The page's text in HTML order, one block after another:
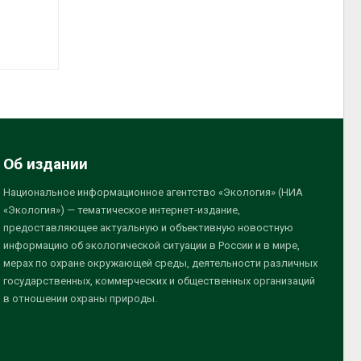
Об издании
Национальное информационное агентство «Экология» (НИА
«Экология») — тематическое интернет-издание,
предоставляющее актуальную и объективную новостную
информацию об экологической ситуации в России и в мире,
мерах по охране окружающей среды, деятельности различных
государственных, коммерческих и общественных организаций
в отношении охраны природы.